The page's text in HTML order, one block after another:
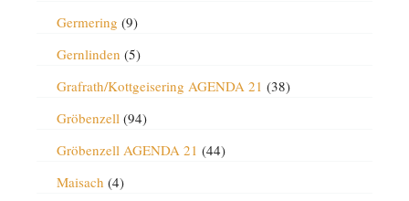
Germering (9)
Gernlinden (5)
Grafrath/Kottgeisering AGENDA 21 (38)
Gröbenzell (94)
Gröbenzell AGENDA 21 (44)
Maisach (4)